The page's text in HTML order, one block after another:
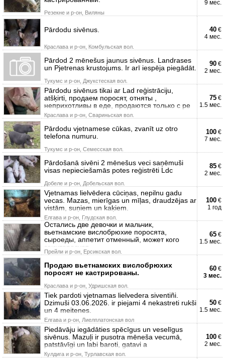
Резекне и р-он, Виляны
9 мес.
Pārdodu sivēnus.
Краславa и р-он, Комбульская вол.
40 €
4 мес.
Pārdod 2 mēnešus jaunus sivēnus. Landrases
un Pjetrenas krustojums. Ir arī iespēja piegādāt.
Тукумс и р-он, Джукстеская вол.
90 €
2 мес.
Pārdodu sivēnus tikai ar Lad reģistrāciju,
atšķirti, продаем поросят, отняты ,
неприхотливы в еде, продаются только с ре
Краславa и р-он, Свариньская вол.
75 €
1.5 мес.
Pārdodu vjetnamese cūkas, zvanīt uz otro
telefona numuru.
Тукумс и р-он, Семесская вол.
100 €
7 мес.
Pārdošanā sivēni 2 mēnešus veci saņēmuši
visas nepieciešamās potes reģistrēti Ldc
Добеле и р-он, Добельская вол.
85 €
2 мес.
Vjetnamas lielvēdera cūciņas, nepilnu gadu
vecas. Mazas, mierīgas un mīļas, draudzējas ar
vistām, suņiem un kaķiem.
Елгава и р-он, Глудская вол.
100 €
1 год
Остались две девочки и мальчик,
вьетнамские вислобрюхие поросята,
сыроеды, аппетит отменный, может кого
заинтересует
Прейли и р-он, Ерсикская вол.
65 €
1.5 мес.
Продаю вьетнамских вислобрюхих
поросят не кастрированы.
Краславa и р-он, Удришская вол.
60 €
3 мес.
Tiek pardoti vjetnamas lielvedera siventiñi.
Dzimuši 03.06.2026. ir piejami 4 nekastreti rukši
un 4 meitenes.
Елгава и р-он, Лиелплатонская вол
50 €
1.5 мес.
Piedāvāju iegādāties spēcīgus un veselīgus
sivēnus. Mazuļi ir pusotra mēneša vecumā,
patstāvīgi un labi baroti, gatavi a
Кулдига и р-он, Турлавская вол.
100 €
2 мес.